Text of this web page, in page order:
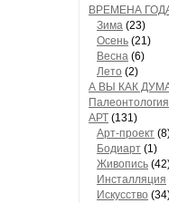
ВРЕМЕНА
Зима (23)
Осень (21)
Весна (6)
Лето (2)
А ВЫ КАК
Палеонтология
АРТ (131)
Арт-проект
Бодиарт (1)
Живопись
Инсталляция
Искусство